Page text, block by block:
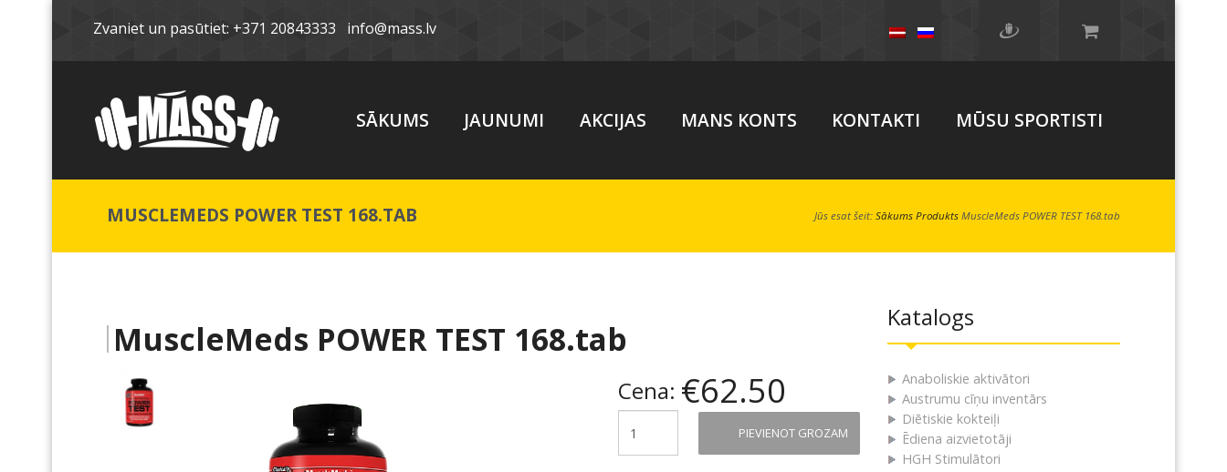
Zvaniet un pasūtiet: +371 20843333 info@mass.lv
SĀKUMS JAUNUMI AKCIJAS MANS KONTS KONTAKTI MŪSU SPORTISTI
MUSCLEMEDS POWER TEST 168.TAB Jūs esat šeit: Sākums Produkts MuscleMeds POWER TEST 168.tab
MuscleMeds POWER TEST 168.tab
Cena: €62.50
PIEVIENOT GROZAM
Katalogs
Anaboliskie aktivātori
Austrumu cīņu inventārs
Diētiskie kokteiļi
Ēdiena aizvietotāji
HGH Stimulātori